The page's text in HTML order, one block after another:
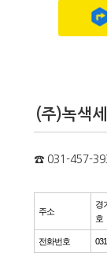
(주)녹색
☎ 031-457-
주소
경
호
전화번호